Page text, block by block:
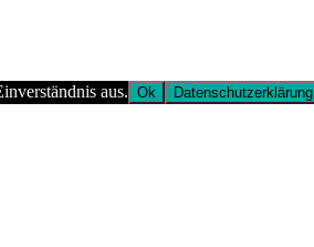
aus. Ok Datenschutzerklärung